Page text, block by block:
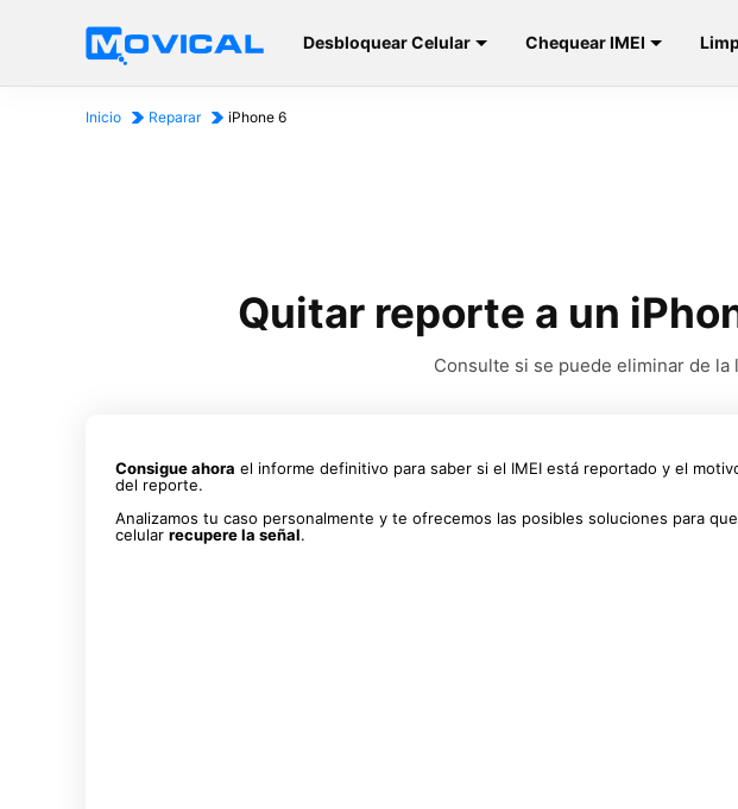
Desbloquear Celular Chequear IMEI
Inicio Reparar iPhone 6
Quitar reporte a un
Consulte si se puede eliminar de la
Consigue ahora el informe definitivo para saber si el IMEI está reportado y el
del reporte.
Analizamos tu caso personalmente y te ofrecemos las posibles soluciones para
celular recupere la señal.